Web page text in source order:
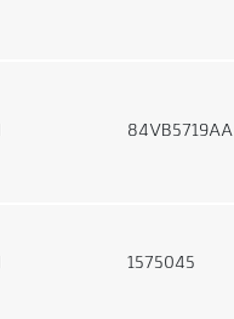
84VB5719AA
1575045